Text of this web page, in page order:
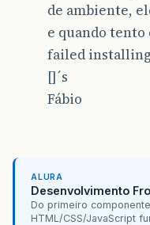
de ambiente,
e quando tento
failed installing
[]´s
Fábio
ALURA
Desenvolvimento
Do primeiro
HTML/CSS/JavaScript